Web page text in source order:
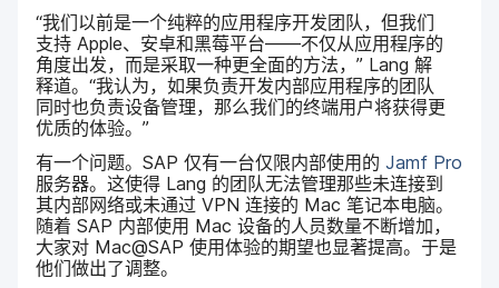
“我们​以前​是​一​个​纯粹​的​应用​程序​开发​团队，​但​我们​
支持 Apple、​安卓​和​黑莓​平台​——​不仅​从​应用​程序​的​
角度​出​发，​而​是​采取​一​种​更​全面​的​方法，” Lang解​
释道。​“我​认为，​如果​负责​开发​内部​应​用​程序​的​团队​
同时​也​负责​设备​管理，​那么​我们​的​终端​用户​将​获得​更​
优质​的​体验。”
有​一​个​问题。SAP仅​有​一​台​仅​限内部​使用​的 Jamf Pro
服务器。​这​使​得 Lang 的​团队​无法​管理​那些​未连​接​到​
其内部​网络​或​未​通过 VPN连接​的 Mac笔​记本​电脑。​
随着 SAP 内部​使用 Mac设备​的​人员​数量​不断​增加，​
大家​对 Mac@SAP使用​体验​的​期望​也​显著​提高。​于是​
他们​做出​了​调整。